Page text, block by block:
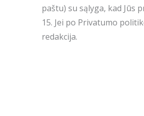
paštu) su sąlyga, kad Jūs
15. Jei po Privatumo
redakcija.